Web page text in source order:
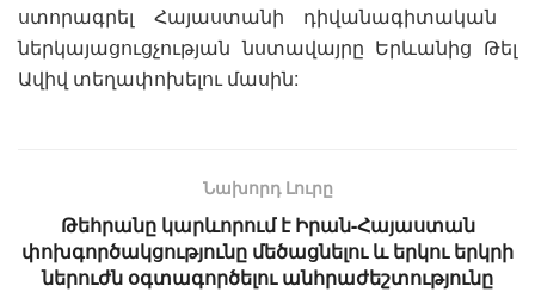
ստորագրել Հայաստանի դիվանագիտական ​​
ներկայացուցչության նստավայրը Երևանից Թել
Ավիվ տեղափոխելու մասին:
Նախորդ Լուրը
Թեհրանը կարևորում է Իրան-Հայաստան
փոխգործակցությունը մեծացնելու և երկու երկրի
ներուժն օգտագործելու անհրաժեշտությունը